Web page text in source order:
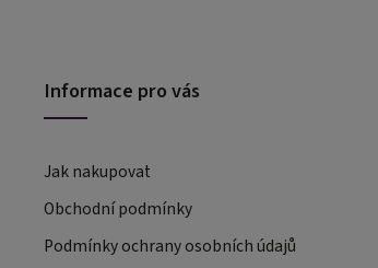
Informace pro vás
Jak nakupovat
Obchodní podmínky
Podmínky ochrany osobních údajů